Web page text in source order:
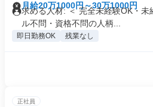
月給20万1000円～30万1000円
求める人材: ＜ 完全未経験OK・
ル不問・資格不問の人柄...
即日勤務OK 残業なし
正社員